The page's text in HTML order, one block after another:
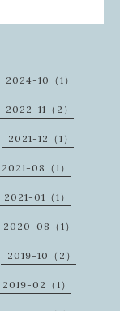
2024-10（1）
2022-11（2）
2021-12（1）
2021-08（1）
2021-01（1）
2020-08（1）
2019-10（2）
2019-02（1）